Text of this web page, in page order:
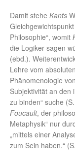
Damit stehe Kants
Philosophie“, womit
die Logiker sagen
(ebd.).
Lehre vom
Phänomenologie von
Subjektivität an den
zu binden“ suche
Foucault, der
Metaphysik“ nur
„mittels einer
zum Sein haben.“